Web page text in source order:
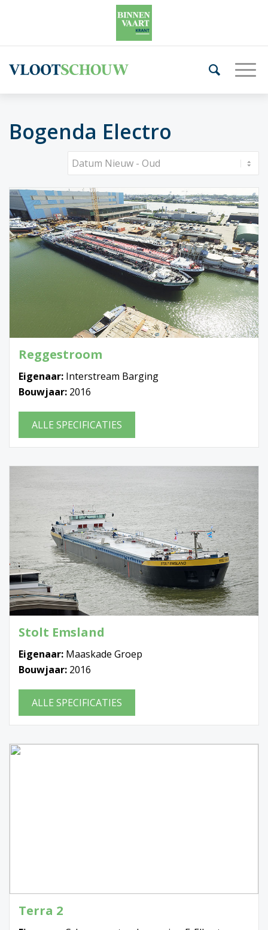
Bogenda Electro
Reggestroom
Eigenaar: Interstream Barging
Bouwjaar: 2016
ALLE SPECIFICATIES
Stolt Emsland
Eigenaar: Maaskade Groep
Bouwjaar: 2016
ALLE SPECIFICATIES
Terra 2